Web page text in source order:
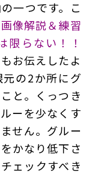
一つです。こ
画像解説＆練習
限らない！！
お伝えしたよ
の2か所にグ
と。くっつき
ーを少なくす
せん。グルー
かなり低下さ
ェックすべき